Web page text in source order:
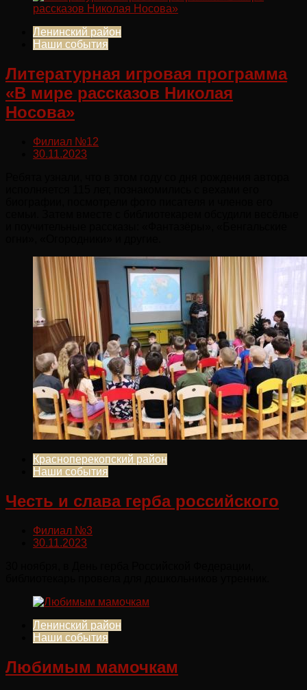
Ленинский район
Наши события
Литературная игровая программа
«В мире рассказов Николая
Носова»
Филиал №12
30.11.2023
Красноперекопский район
Наши события
Честь и слава герба российского
Филиал №3
30.11.2023
Ленинский район
Наши события
Любимым мамочкам